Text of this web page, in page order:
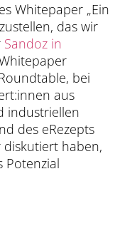
Whitepaper „Ein
das wir
Sandoz in
bei
aus
industriellen
des eRezepts
haben,
Potenzial